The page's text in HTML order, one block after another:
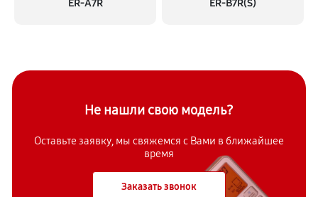
ER-A7R ER-B7R(S)
Не нашли свою модель?
Оставьте заявку, мы свяжемся с Вами в ближайшее
время
Заказать звонок